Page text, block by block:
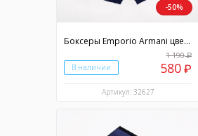
-50%
Боксеры Emporio Armani цвет синий
В наличии
1 190₽
580 ₽
Артикул: 32627